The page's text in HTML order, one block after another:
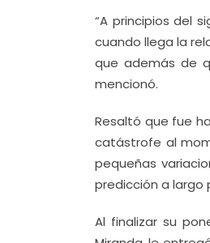
“A principios del
cuando llega la
que además de
mencionó.
Resaltó que fue
catástrofe al
pequeñas
predicción a largo
Al finalizar su